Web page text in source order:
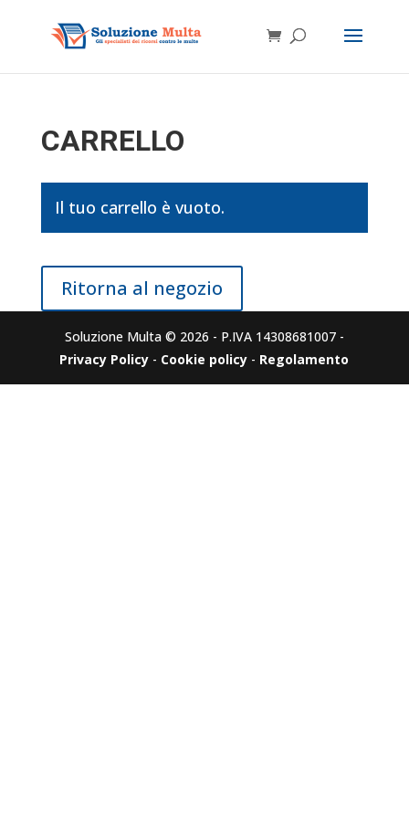
CARRELLO
Il tuo carrello è vuoto.
Ritorna al negozio
Soluzione Multa © 2026 - P.IVA 14308681007 -
Privacy Policy - Cookie policy - Regolamento